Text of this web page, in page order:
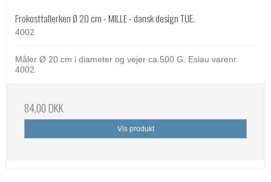
Frokosttallerken Ø 20 cm - MILLE - dansk design TUE.
4002
Måler Ø 20 cm i diameter og vejer ca.500 G. Eslau varenr.
4002.
84,00 DKK
Vis produkt